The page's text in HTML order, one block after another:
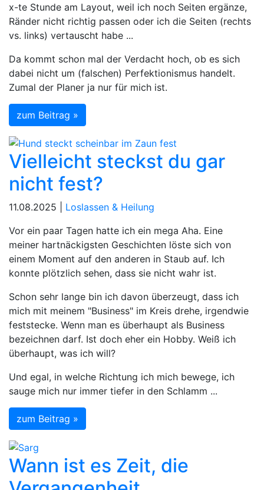
x-te Stunde am Layout, weil ich noch Seiten ergänze,
Ränder nicht richtig passen oder ich die Seiten (rechts
vs. links) vertauscht habe ...
Da kommt schon mal der Verdacht hoch, ob es sich
dabei nicht um (falschen) Perfektionismus handelt.
Zumal der Planer ja nur für mich ist.
zum Beitrag »
Vielleicht steckst du gar
nicht fest?
11.08.2025 | Loslassen & Heilung
Vor ein paar Tagen hatte ich ein mega Aha. Eine
meiner hartnäckigsten Geschichten löste sich von
einem Moment auf den anderen in Staub auf. Ich
konnte plötzlich sehen, dass sie nicht wahr ist.
Schon sehr lange bin ich davon überzeugt, dass ich
mich mit meinem "Business" im Kreis drehe, irgendwie
feststecke. Wenn man es überhaupt als Business
bezeichnen darf. Ist doch eher ein Hobby. Weiß ich
überhaupt, was ich will?
Und egal, in welche Richtung ich mich bewege, ich
sauge mich nur immer tiefer in den Schlamm ...
zum Beitrag »
Wann ist es Zeit, die